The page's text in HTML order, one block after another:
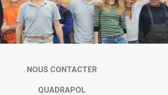
NOUS CONTACTER
QUADRAPOL